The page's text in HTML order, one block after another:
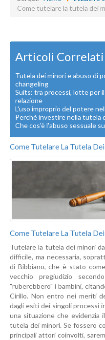
Come tutelare la tutela dei
Articoli Correlati
Tutela dei minori e abuso di
changeling
Suits: tra processi, lotte per
relazione
L'uso improprio del potere
Perché investire nella tutela
Che cos'è l'abuso sessuale
Come Tutelare La Tutela
Come Tutelare La Tutela
Tutelare la tutela dei minori
difficile, ma necessaria,
di Bibbiano, che è stato
vecchio pregiudizio
"ruberebbero" i bambini,
Cirillo. Non entro nei meriti
dagli esiti dei singoli processi
una situazione che evidenzia
tutela dei minori. Se fossero
principali attori coinvolti,